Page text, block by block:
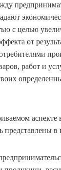
с целью
от
работ и
представлены в